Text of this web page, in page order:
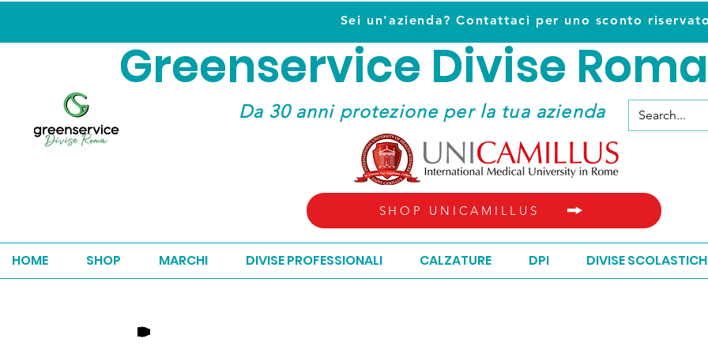
Sei un'azienda? Contattaci per uno sconto
Greenservice Divise
Da 30 anni protezione per la tua azienda
Greenservice Divise
SHOP UNICAMILLUS
HOME SHOP MARCHI DIVISE PROFESSIONALI CALZATURE DPI DIVISE